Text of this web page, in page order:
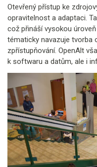
Otevřený přístup ke
opravitelnost a adaptaci.
což přináší vysokou
tématicky navazuje tvorba
zpřístupňování. OpenAlt
k softwaru a datům, ale i